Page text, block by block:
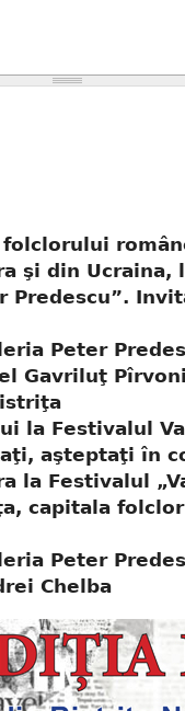
şi din Ucraina,
Predescu”.
Peter
Gavriluţ
la Festivalul
aşteptaţi în
la Festivalul
capitala
Peter
Chelba